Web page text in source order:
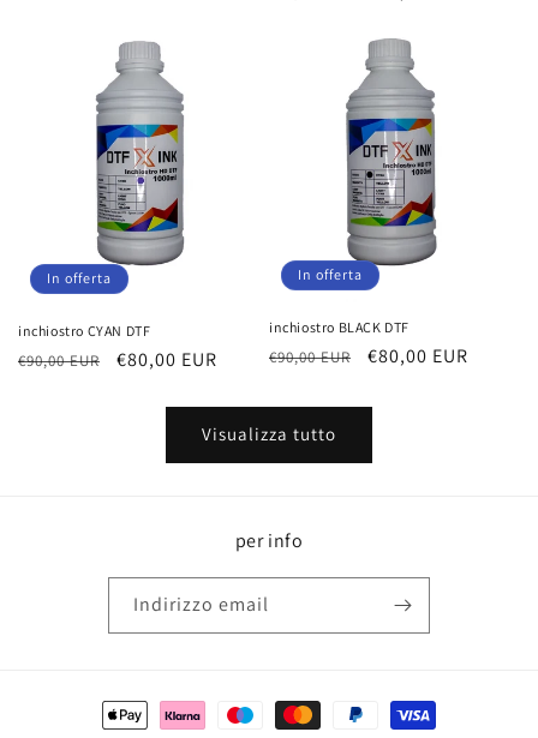
In offerta
inchiostro CYAN DTF
Prezzo
€90,00 EUR
Prezzo
€80,00 EUR
In offerta
inchiostro BLACK DTF
Prezzo
listino
€90,00 EUR
Prezzo
€80,00 EUR
Visualizza tutto
per info
Indirizzo email
Metodi